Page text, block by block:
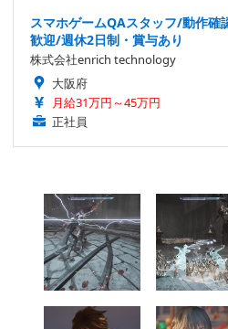
スマホゲームQAスタッフ/動作確
歓迎/週休2日制・賞与あり
株式会社enrich technology
大阪府
月給31万円～45万円
正社員